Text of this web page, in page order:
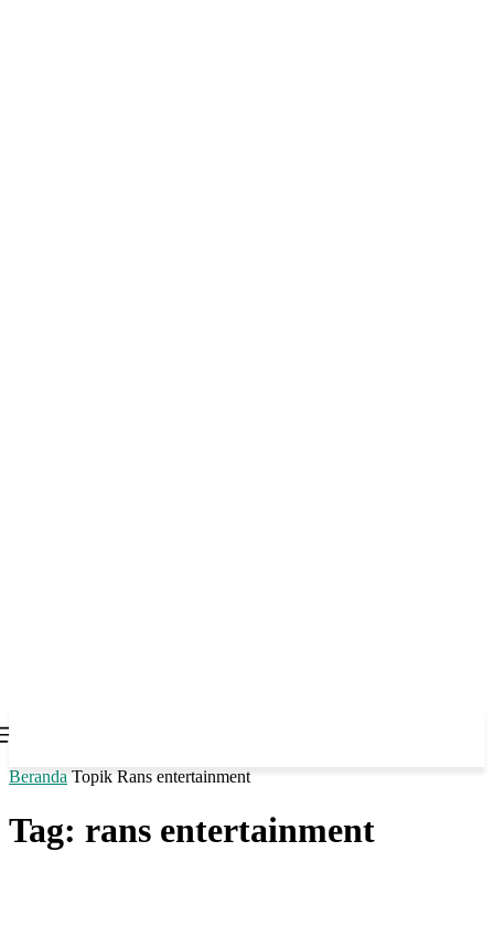
Beranda Topik Rans entertainment
Tag: rans entertainment